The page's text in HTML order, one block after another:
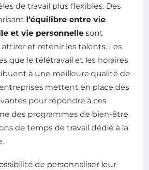
de travail plus flexibles. Des
l’équilibre entre vie
et vie personnelle sont
et retenir les talents. Les
que le télétravail et les horaires
à une meilleure qualité de
mettent en place des
pour répondre à ces
des programmes de bien-être
de temps de travail dédié à la
de personnaliser leur